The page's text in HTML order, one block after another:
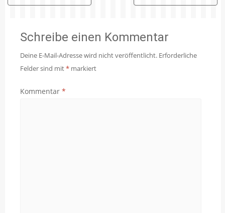
Schreibe einen Kommentar
Deine E-Mail-Adresse wird nicht veröffentlicht. Erforderliche
Felder sind mit* markiert
Kommentar *